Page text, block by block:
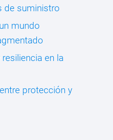
de suministro
mundo
en la
protección y